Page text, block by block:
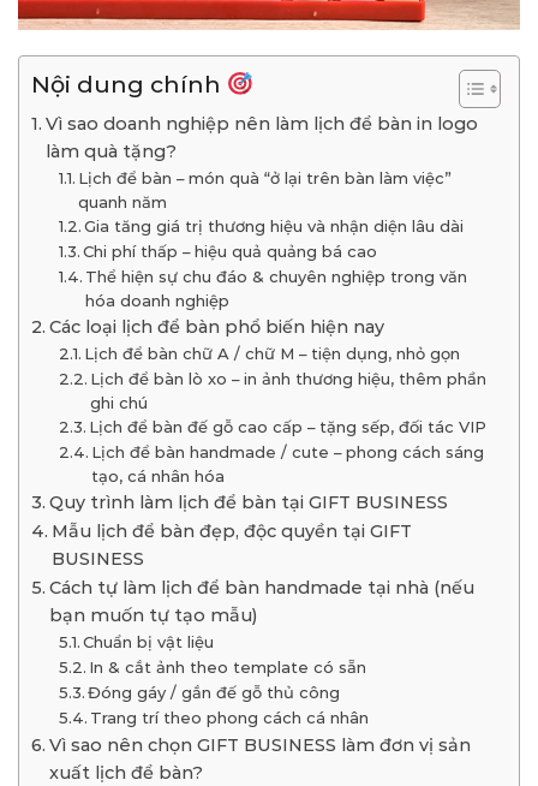
Nội dung chính
Vì sao doanh nghiệp nên làm lịch để bàn in logo
làm quà tặng?
Lịch để bàn – món quà “ở lại trên bàn làm việc”
quanh năm
Gia tăng giá trị thương hiệu và nhận diện lâu dài
Chi phí thấp – hiệu quả quảng bá cao
Thể hiện sự chu đáo & chuyên nghiệp trong văn
hóa doanh nghiệp
Các loại lịch để bàn phổ biến hiện nay
Lịch để bàn chữ A / chữ M – tiện dụng, nhỏ gọn
Lịch để bàn lò xo – in ảnh thương hiệu, thêm phần
ghi chú
Lịch để bàn đế gỗ cao cấp – tặng sếp, đối tác VIP
Lịch để bàn handmade / cute – phong cách sáng
tạo, cá nhân hóa
Quy trình làm lịch để bàn tại GIFT BUSINESS
Mẫu lịch để bàn đẹp, độc quyền tại GIFT
BUSINESS
Cách tự làm lịch để bàn handmade tại nhà (nếu
bạn muốn tự tạo mẫu)
Chuẩn bị vật liệu
In & cắt ảnh theo template có sẵn
Đóng gáy / gắn đế gỗ thủ công
Trang trí theo phong cách cá nhân
Vì sao nên chọn GIFT BUSINESS làm đơn vị sản
xuất lịch để bàn?